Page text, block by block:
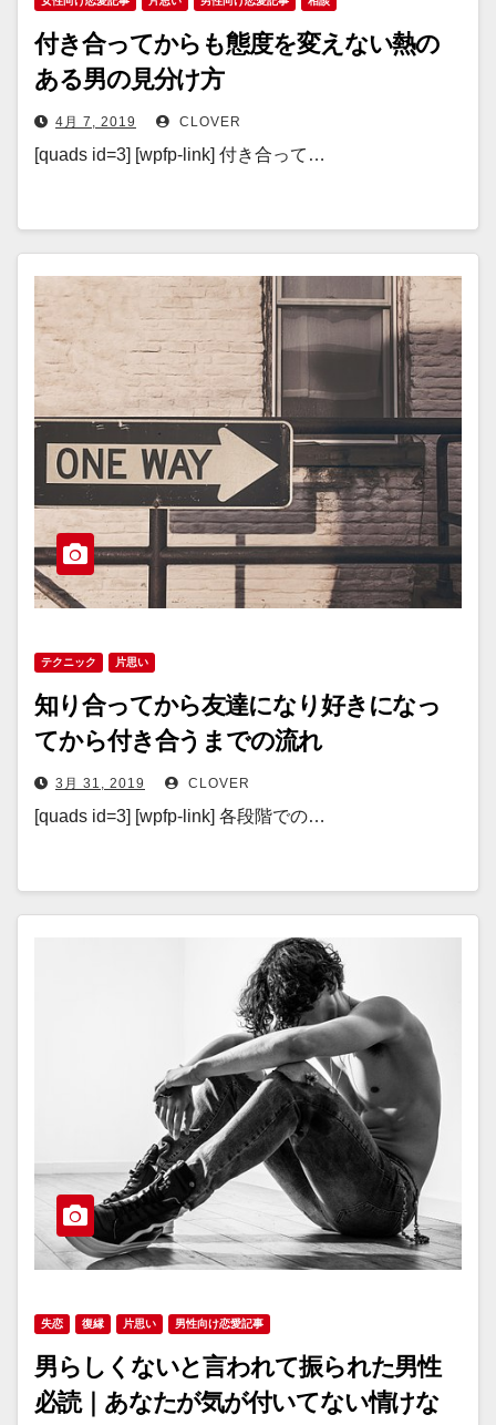
付き合ってからも態度を変えない熱の
ある男の見分け方
4月 7, 2019 CLOVER
[quads id=3] [wpfp-link] 付き合って…
テクニック 片思い
知り合ってから友達になり好きになっ
てから付き合うまでの流れ
3月 31, 2019 CLOVER
[quads id=3] [wpfp-link] 各段階での…
失恋 復縁 片思い 男性向け恋愛記事
男らしくないと言われて振られた男性
必読｜あなたが気が付いてない情けな